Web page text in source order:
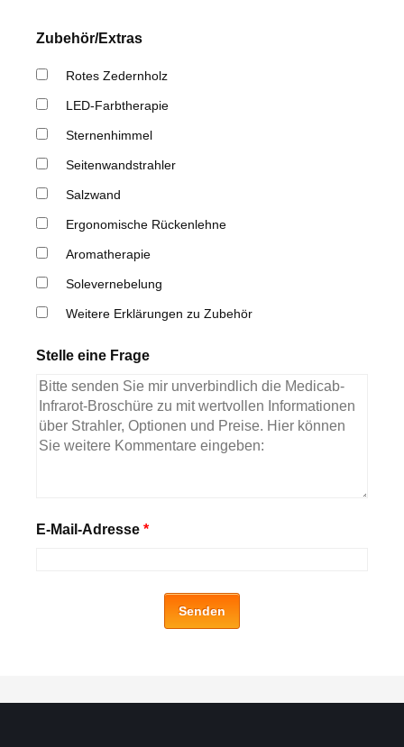
Zubehör/Extras
Rotes Zedernholz
LED-Farbtherapie
Sternenhimmel
Seitenwandstrahler
Salzwand
Ergonomische Rückenlehne
Aromatherapie
Solevernebelung
Weitere Erklärungen zu Zubehör
Stelle eine Frage
E-Mail-Adresse *
Senden